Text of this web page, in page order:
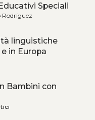
Speciali
Rodríguez
linguistiche
in Europa
Bambini con